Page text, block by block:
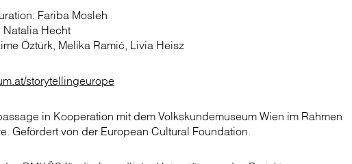
Fariba Mosleh
Natalia Hecht
Öztürk, Melika Ramić, Livia Heisz
storytellingeurope
in Kooperation mit dem Volkskunde­museum Wien im Rahmen
Gefördert von der European Cultural Foundation.